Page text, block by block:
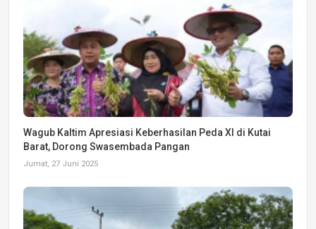
Wagub Kaltim Apresiasi Keberhasilan Peda XI di Kutai
Barat, Dorong Swasembada Pangan
Jumat, 27 Juni 2025